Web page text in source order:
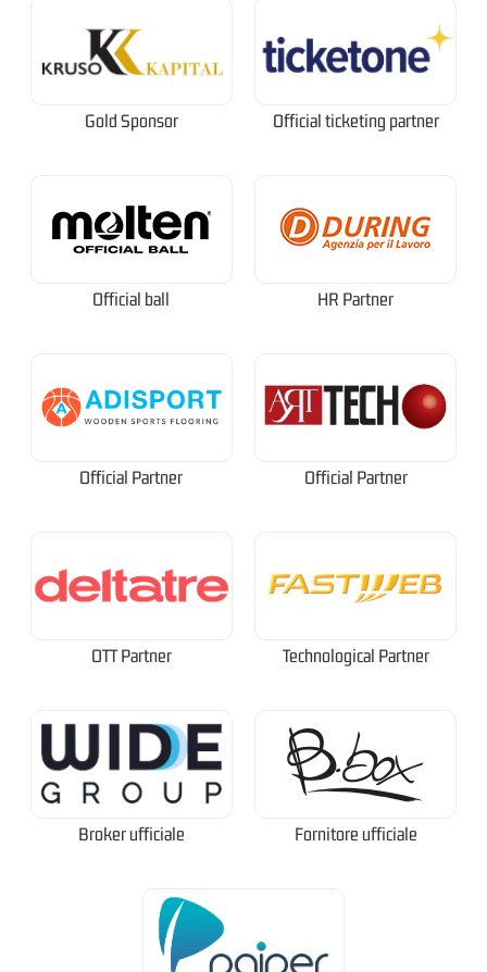
Gold Sponsor Official ticketing partner
Official ball HR Partner
Official Partner Official Partner
OTT Partner Technological Partner
Broker ufficiale Fornitore ufficiale